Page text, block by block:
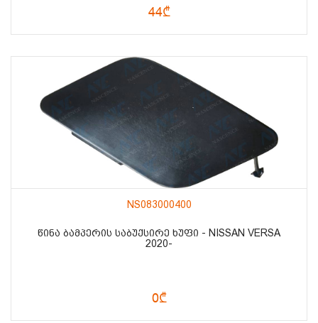
44₾
NS083000400
ᲬᲘᲜᲐ ᲑᲐᲛᲞᲔᲠᲘᲡ ᲡᲐᲑᲣᲥᲡᲘᲠᲔ ᲮᲣᲤᲘ - NISSAN VERSA
2020-
0₾